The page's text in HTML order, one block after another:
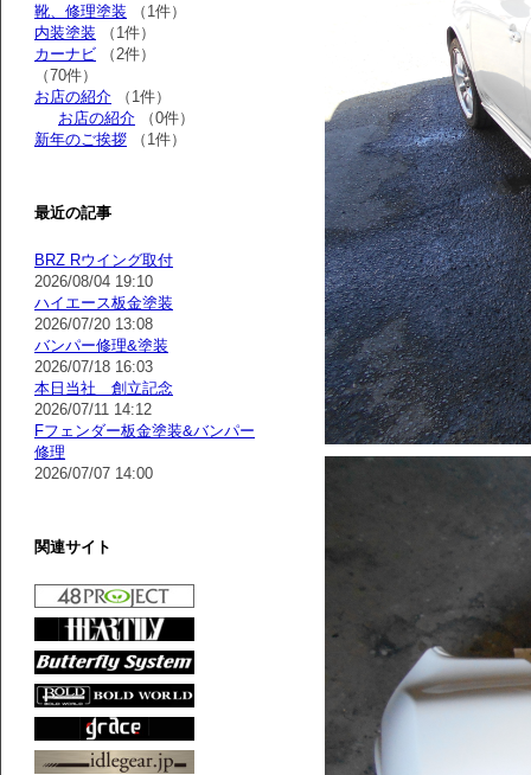
靴、修理塗装 （1件）
内装塗装 （1件）
カーナビ （2件）
（70件）
お店の紹介 （1件）
お店の紹介 （0件）
新年のご挨拶 （1件）
最近の記事
BRZ Rウイング取付
2026/08/04 19:10
ハイエース板金塗装
2026/07/20 13:08
バンパー修理&塗装
2026/07/18 16:03
本日当社 創立記念
2026/07/11 14:12
Fフェンダー板金塗装&バンパー
修理
2026/07/07 14:00
関連サイト